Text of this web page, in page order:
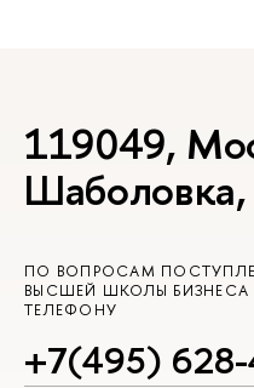
119049,
ПО ВОПРОСАМ
ВЫСШЕЙ ШКОЛЫ
ТЕЛЕФОНУ
+7(495)